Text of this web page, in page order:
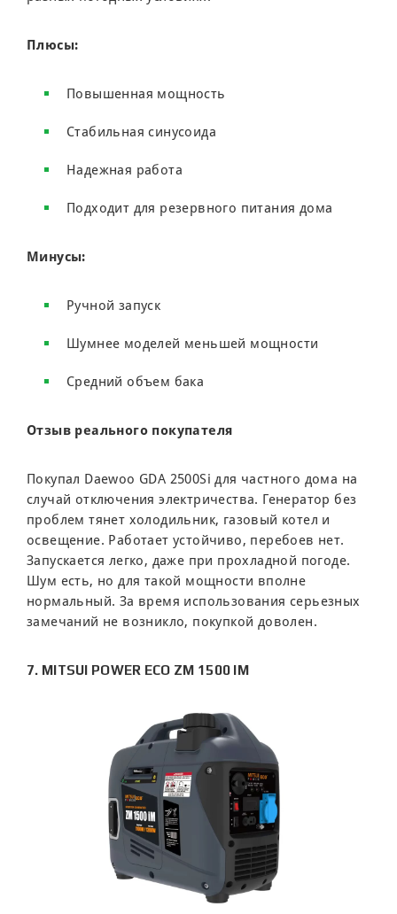
Плюсы:
Повышенная мощность
Стабильная синусоида
Надежная работа
Подходит для резервного питания дома
Минусы:
Ручной запуск
Шумнее моделей меньшей мощности
Средний объем бака
Отзыв реального покупателя
Покупал Daewoo GDA 2500Si для частного дома на
случай отключения электричества. Генератор без
проблем тянет холодильник, газовый котел и
освещение. Работает устойчиво, перебоев нет.
Запускается легко, даже при прохладной погоде.
Шум есть, но для такой мощности вполне
нормальный. За время использования серьезных
замечаний не возникло, покупкой доволен.
7. MITSUI POWER ECO ZM 1500 IM